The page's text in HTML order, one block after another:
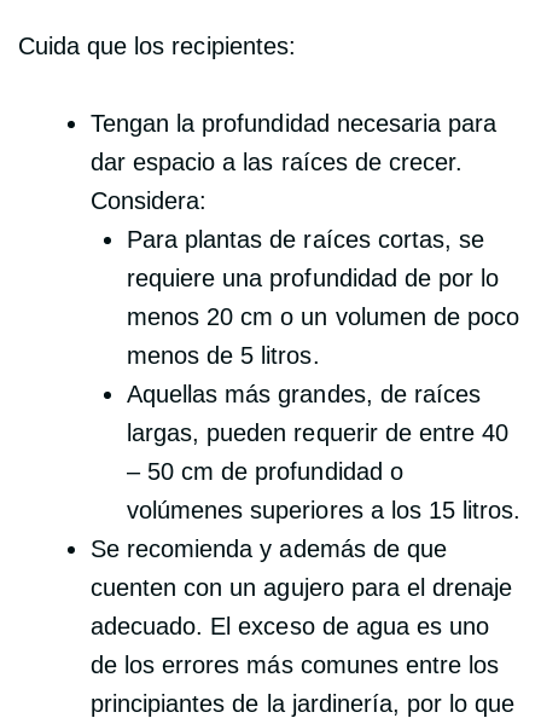
Cuida que los recipientes:
Tengan la profundidad necesaria para
dar espacio a las raíces de crecer.
Considera:
Para plantas de raíces cortas, se
requiere una profundidad de por lo
menos 20 cm o un volumen de poco
menos de 5 litros.
Aquellas más grandes, de raíces
largas, pueden requerir de entre 40
– 50 cm de profundidad o
volúmenes superiores a los 15 litros.
Se recomienda y además de que
cuenten con un agujero para el drenaje
adecuado. El exceso de agua es uno
de los errores más comunes entre los
principiantes de la jardinería, por lo que